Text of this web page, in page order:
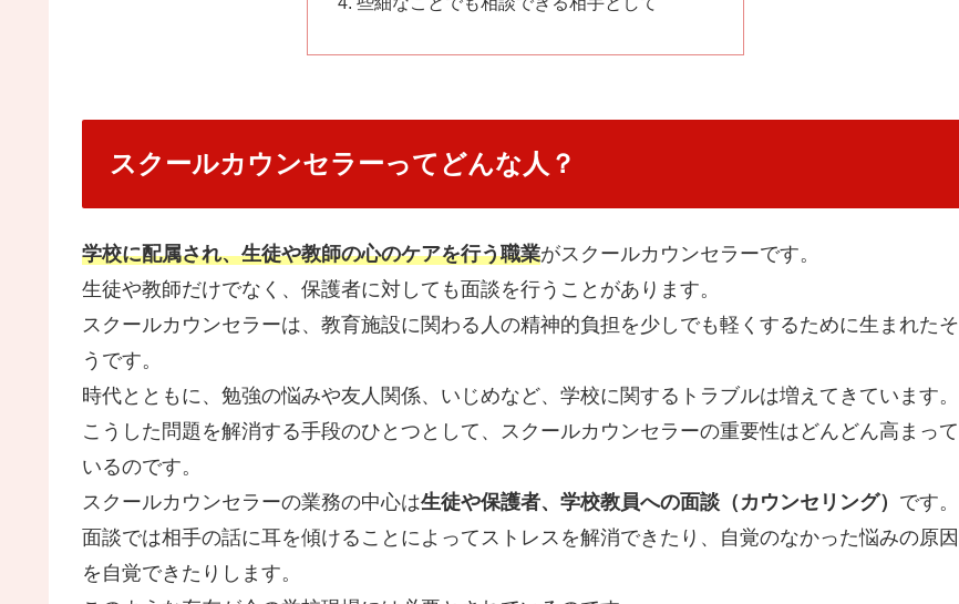
スクールカウンセラーってどんな人？
学校に配属され、生徒や教師の心のケアを行う職業がスクールカウンセラーです。
生徒や教師だけでなく、保護者に対しても面談を行うことがあります。
スクールカウンセラーは、 教育施設に関わる人の精神的負担を少しでも軽くするために生まれたそ
うです。
時代とともに、勉強の悩みや友人関係、いじめなど、学校に関するトラブルは増えてきています。
こうした問題を解消する手段のひとつとして、スクールカウンセラーの重要性はどんどん高まって
いるのです。
スクールカウンセラーの業務の中心は生徒や保護者、学校教員への面談（カウンセリング） です。
面談では相手の話に耳を傾ける ことによってストレスを解消できたり、自覚のなかった悩みの原因
を自覚できたりします。